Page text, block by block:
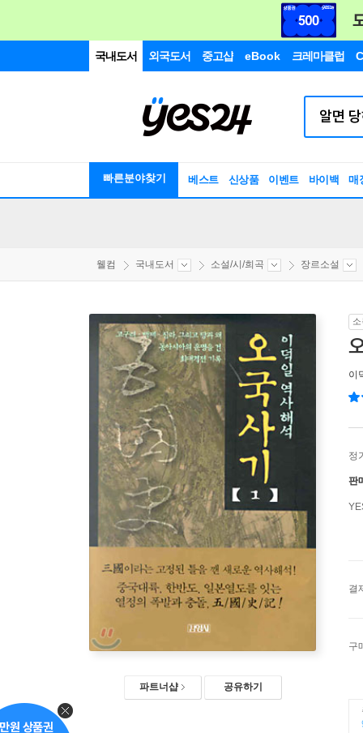
국내도서 외국도서 중고샵 eBook 크레마클럽
빠른분야찾기 베스트 신상품 이벤트 바이백 매
웰컴 국내도서 소설/시/희곡 장르소설
파트너샵 공유하기
이
정
판
결
구